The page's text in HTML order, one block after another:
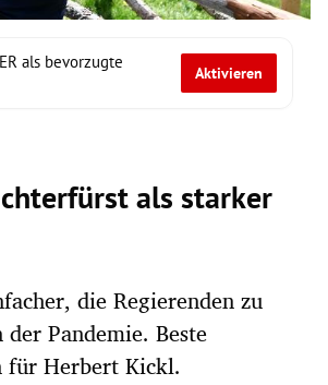
als bevorzugte
Aktivieren
als starker
die Regierenden zu
Pandemie. Beste
für Herbert Kickl.